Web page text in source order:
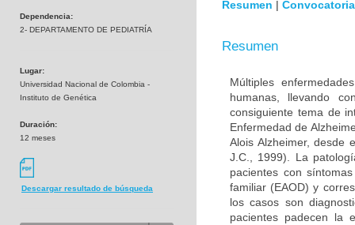
Dependencia:
2- DEPARTAMENTO DE PEDIATRÍA
Lugar:
Universidad Nacional de Colombia -
Instituto de Genética
Duración:
12 meses
Descargar resultado de búsqueda
Resumen | Convocatoria
Resumen
Múltiples
humanas, llevando
consiguiente tema de
Enfermedad de
Alois Alzheimer, desde
J.C., 1999). La
pacientes con
familiar (EAOD) y
los casos son
pacientes padecen la